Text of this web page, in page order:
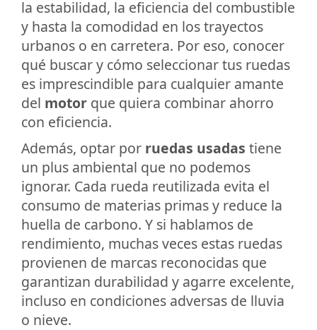
la estabilidad, la eficiencia del combustible
y hasta la comodidad en los trayectos
urbanos o en carretera. Por eso, conocer
qué buscar y cómo seleccionar tus ruedas
es imprescindible para cualquier amante
del motor que quiera combinar ahorro
con eficiencia.
Además, optar por ruedas usadas tiene
un plus ambiental que no podemos
ignorar. Cada rueda reutilizada evita el
consumo de materias primas y reduce la
huella de carbono. Y si hablamos de
rendimiento, muchas veces estas ruedas
provienen de marcas reconocidas que
garantizan durabilidad y agarre excelente,
incluso en condiciones adversas de lluvia
o nieve.